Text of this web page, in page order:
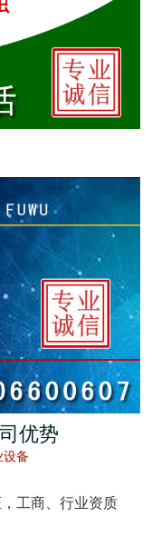
优势
设备
工商、行业资质